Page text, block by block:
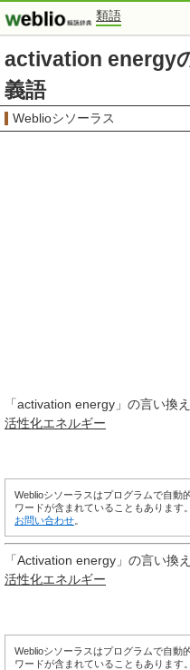
類語
activation energy
義語
Weblioシソーラス
「activation energy 」の言い換
活性化エネルギー
Weblioシソーラスはプログラムで自動
ワードが含まれていることもあります
お問い合わせ
「Activation energy 」の言い換
活性化エネルギー
Weblioシソーラスはプログラムで自動
ワードが含まれていることもあります